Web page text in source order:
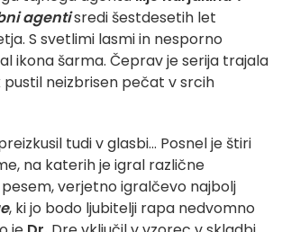
agentisredi šestdesetih let
S svetlimi lasmi in nesporno
ikona šarma. Čeprav je serija trajala
pustil neizbrisen pečat v srcih
tudi v glasbi... Posnel je štiri
na katerih je igral različne
verjetno igralčevo najbolj
, ki jo bodo ljubitelji rapa nedvomno